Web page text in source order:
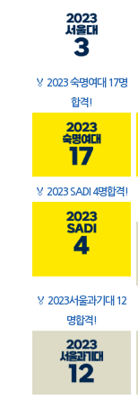
🏅 2023 숙명여대 17명
합격!
🏅 2023 SADI 4명합격!
🏅 2023서울과기대 12
명합격!